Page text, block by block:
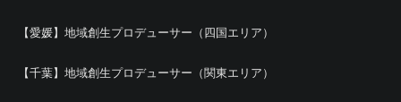
【愛媛】地域創生プロデューサー（四国エリア）
【千葉】地域創生プロデューサー（関東エリア）